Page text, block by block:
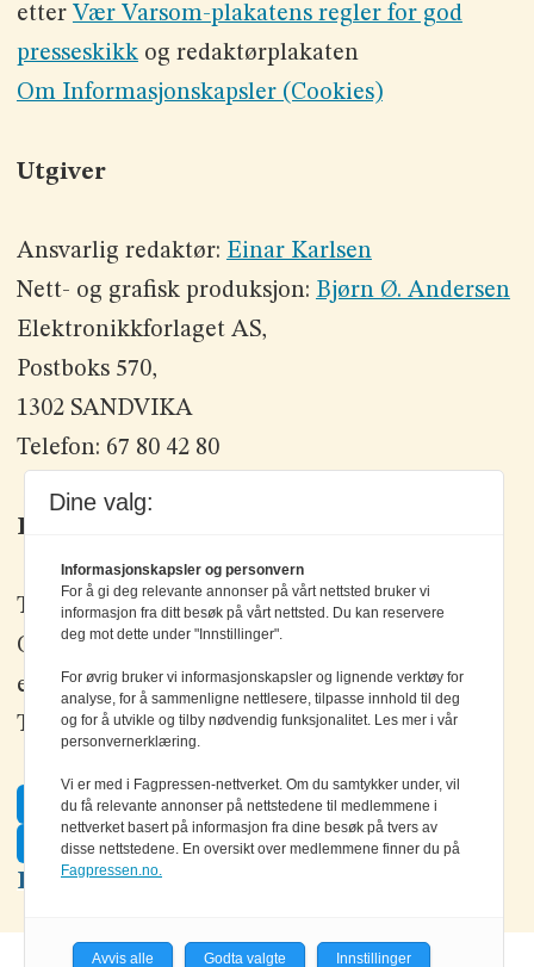
etter Vær Varsom-plakatens regler for god
presseskikkog redaktørplakaten
Om Informasjonskapsler (Cookies)
Utgiver
Ansvarlig redaktør: Einar Karlsen
Nett- og grafisk produksjon: Bjørn Ø. Andersen
Elektronikkforlaget AS,
Postboks 570,
1302 SANDVIKA
Telefon: 67 80 42 80
Kontakt oss
Tlf: +47 67 80 42 80
Olav Brunborgs vei 6, 1396 Billingstad
epost: elektronikk@elektronikkforlaget.no
Tips oss:tips@elektronikkforlaget.no
Facebook
Twitter
LinkedIn
Dine valg:
Informasjonskapsler og personvern
For å gi deg relevante annonser på vårt nettsted bruker vi
informasjon fra ditt besøk på vårt nettsted. Du kan reservere
deg mot dette under "Innstillinger".
For øvrig bruker vi informasjonskapsler og lignende verktøy for
analyse, for å sammenligne nettlesere, tilpasse innhold til deg
og for å utvikle og tilby nødvendig funksjonalitet. Les mer i vår
personvernerklæring.
Vi er med i Fagpressen-nettverket. Om du samtykker under, vil
du få relevante annonser på nettstedene til medlemmene i
nettverket basert på informasjon fra dine besøk på tvers av
disse nettstedene. En oversikt over medlemmene finner du på
Fagpressen.no.
Avvis alle Godta valgte Innstillinger